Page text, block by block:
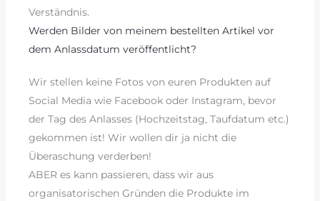
Verständnis.
Werden Bilder von meinem bestellten Artikel vor
dem Anlassdatum veröffentlicht?
Wir stellen keine Fotos von euren Produkten auf
Social Media wie Facebook oder Instagram, bevor
der Tag des Anlasses (Hochzeitstag, Taufdatum etc.)
gekommen ist! Wir wollen dir ja nicht die
Überaschung verderben!
ABER es kann passieren, dass wir aus
organisatorischen Gründen die Produkte im